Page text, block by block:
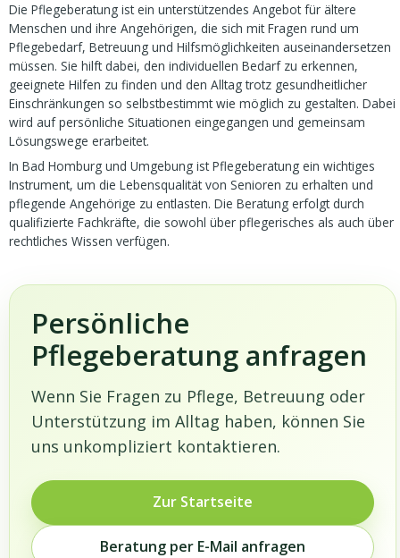
Die Pflegeberatung ist ein unterstützendes Angebot für ältere
Menschen und ihre Angehörigen, die sich mit Fragen rund um
Pflegebedarf, Betreuung und Hilfsmöglichkeiten auseinandersetzen
müssen. Sie hilft dabei, den individuellen Bedarf zu erkennen,
geeignete Hilfen zu finden und den Alltag trotz gesundheitlicher
Einschränkungen so selbstbestimmt wie möglich zu gestalten. Dabei
wird auf persönliche Situationen eingegangen und gemeinsam
Lösungswege erarbeitet.
In Bad Homburg und Umgebung ist Pflegeberatung ein wichtiges
Instrument, um die Lebensqualität von Senioren zu erhalten und
pflegende Angehörige zu entlasten. Die Beratung erfolgt durch
qualifizierte Fachkräfte, die sowohl über pflegerisches als auch über
rechtliches Wissen verfügen.
Persönliche
Pflegeberatung anfragen
Wenn Sie Fragen zu Pflege, Betreuung oder
Unterstützung im Alltag haben, können Sie
uns unkompliziert kontaktieren.
Zur Startseite
Beratung per E-Mail anfragen